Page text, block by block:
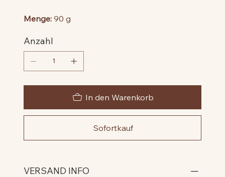
Menge: 90 g
Anzahl
In den Warenkorb
Sofortkauf
VERSAND INFO